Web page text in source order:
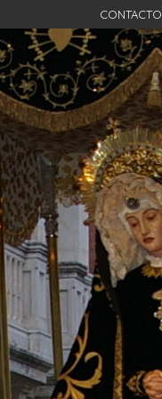
CONTACTO